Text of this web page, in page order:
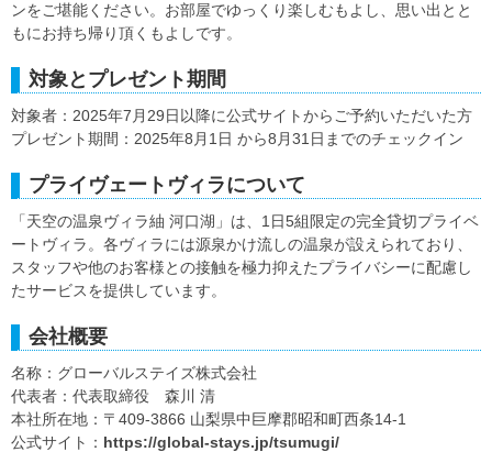
ンをご堪能ください。お部屋でゆっくり楽しむもよし、思い出とと
もにお持ち帰り頂くもよしです。
対象とプレゼント期間
対象者：2025年7月29日以降に公式サイトからご予約いただいた方
プレゼント期間：2025年8月1日 から8月31日までのチェックイン
プライヴェートヴィラについて
「天空の温泉ヴィラ紬 河口湖」は、1日5組限定の完全貸切プライベ
ートヴィラ。各ヴィラには源泉かけ流しの温泉が設えられており、
スタッフや他のお客様との接触を極力抑えたプライバシーに配慮し
たサービスを提供しています。
会社概要
名称：グローバルステイズ株式会社
代表者：代表取締役 森川 清
本社所在地：〒409-3866 山梨県中巨摩郡昭和町西条14-1
公式サイト： https://global-stays.jp/tsumugi/